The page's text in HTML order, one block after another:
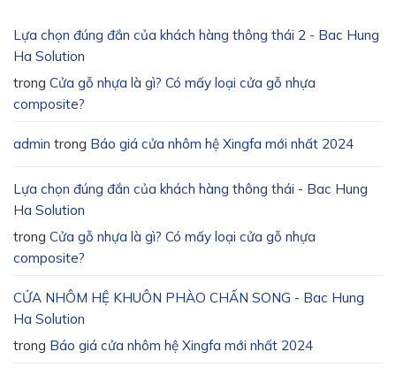
Lựa chọn đúng đắn của khách hàng thông thái 2 - Bac Hung
Ha Solution
trong Cửa gỗ nhựa là gì? Có mấy loại cửa gỗ nhựa
composite?
admin trong Báo giá cửa nhôm hệ Xingfa mới nhất 2024
Lựa chọn đúng đắn của khách hàng thông thái - Bac Hung
Ha Solution
trong Cửa gỗ nhựa là gì? Có mấy loại cửa gỗ nhựa
composite?
CỬA NHÔM HỆ KHUÔN PHÀO CHẤN SONG - Bac Hung
Ha Solution
trong Báo giá cửa nhôm hệ Xingfa mới nhất 2024